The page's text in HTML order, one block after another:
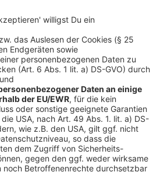
oﬀensiv bekämpfen
durch Entschlackung von
und Systeme
zusammendenken
im Straßenbau
von den Maßnahmen